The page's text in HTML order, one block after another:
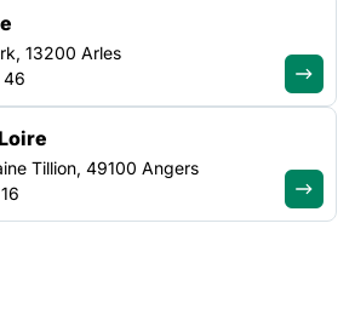
communiqués ou dossiers de presse,
reportage, d’un article ou d’une
Charlotte Abello, Responsable
– 06 17 80 03 52
Ouvrir dans un nouvel onglet
13200 Arles
46
Tillion, 49100 Angers